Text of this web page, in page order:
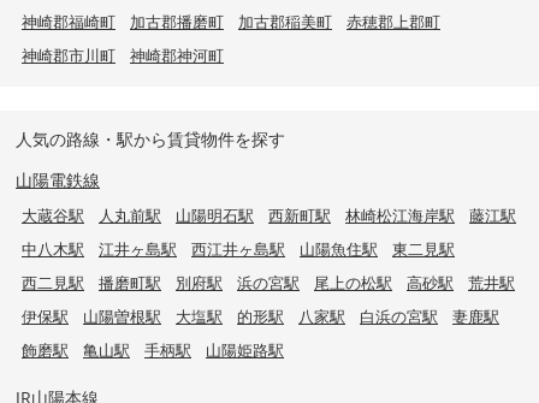
神崎郡福崎町
加古郡播磨町 加古郡稲美町
赤穂郡上郡町
神崎郡市川町
神崎郡神河町
人気の路線・駅から賃貸物件を探す
山陽電鉄線
大蔵谷駅 人丸前駅 山陽明石駅 西新町駅 林崎松江海岸駅
藤江駅
中八木駅
江井ヶ島駅 西江井ヶ島駅 山陽魚住駅
東二見駅
西二見駅
播磨町駅 別府駅 浜の宮駅 尾上の松駅 高砂駅
荒井駅
伊保駅
山陽曽根駅 大塩駅 的形駅 八家駅 白浜の宮駅
妻鹿駅
飾磨駅
亀山駅 手柄駅 山陽姫路駅
JR山陽本線